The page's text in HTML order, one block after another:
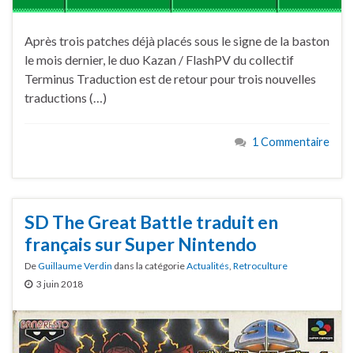
Après trois patches déjà placés sous le signe de la baston
le mois dernier, le duo Kazan / FlashPV du collectif
Terminus Traduction est de retour pour trois nouvelles
traductions (…)
1 Commentaire
SD The Great Battle traduit en
français sur Super Nintendo
DeGuillaume Verdin dans la catégorieActualités Retroculture
3 juin 2018